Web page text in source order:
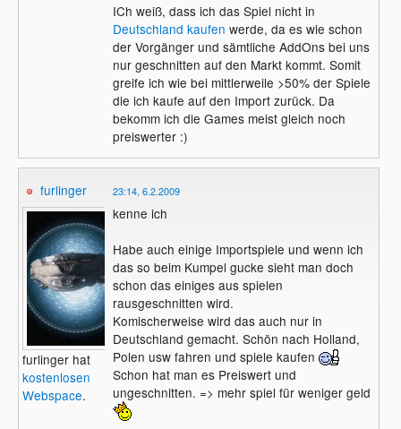
ICh weiß, dass ich das Spiel nicht in
Deutschland kaufen werde, da es wie schon
der Vorgänger und sämtliche AddOns bei uns
nur geschnitten auf den Markt kommt. Somit
greife ich wie bei mittlerweile >50% der Spiele
die ich kaufe auf den Import zurück. Da
bekomm ich die Games meist gleich noch
preiswerter :)
furlinger
furlinger hat
kostenlosen
Webspace.
23:14, 6.2.2009
kenne ich
Habe auch einige Importspiele und wenn ich
das so beim Kumpel gucke sieht man doch
schon das einiges aus spielen
rausgeschnitten wird.
Komischerweise wird das auch nur in
Deutschland gemacht. Schön nach Holland,
Polen usw fahren und spiele kaufen
Schon hat man es Preiswert und
ungeschnitten. => mehr spiel für weniger geld